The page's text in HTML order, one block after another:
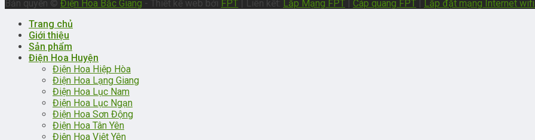
Bản quyền © Điện Hoa Bắc Giang - Thiết kế web bởi FPT | Liên kết: Lắp Mạng FPT | Cáp quang FPT | Lắp đặt mạng Internet
Trang chủ
Giới thiệu
Sản phẩm
Điện Hoa Huyện
Điện Hoa Hiệp Hòa
Điện Hoa Lạng Giang
Điện Hoa Lục Nam
Điện Hoa Lục Ngạn
Điện Hoa Sơn Động
Điện Hoa Tân Yên
Điện Hoa Việt Yên